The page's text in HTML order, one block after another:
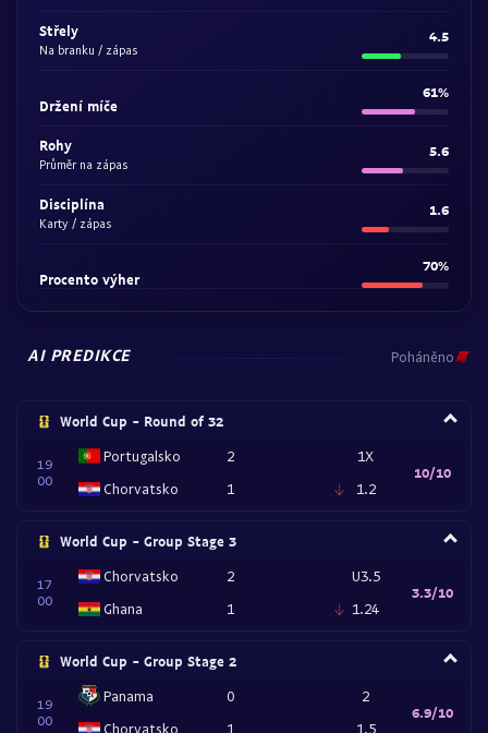
Střely
Na branku / zápas
4.5
Držení míče
61%
Rohy
Průměr na zápas
5.6
Disciplína
Karty / zápas
1.6
Procento výher
70%
AI PREDIKCE Poháněno
World Cup - Round of 32
19
00
Portugalsko
Chorvatsko
2
1
1X
1.2
10/10
World Cup - Group Stage 3
17
00
Chorvatsko
Ghana
2
1
U3.5
1.24
3.3/10
World Cup - Group Stage 2
19
00
Panama
Chorvatsko
0
1
2
1.5
6.9/10